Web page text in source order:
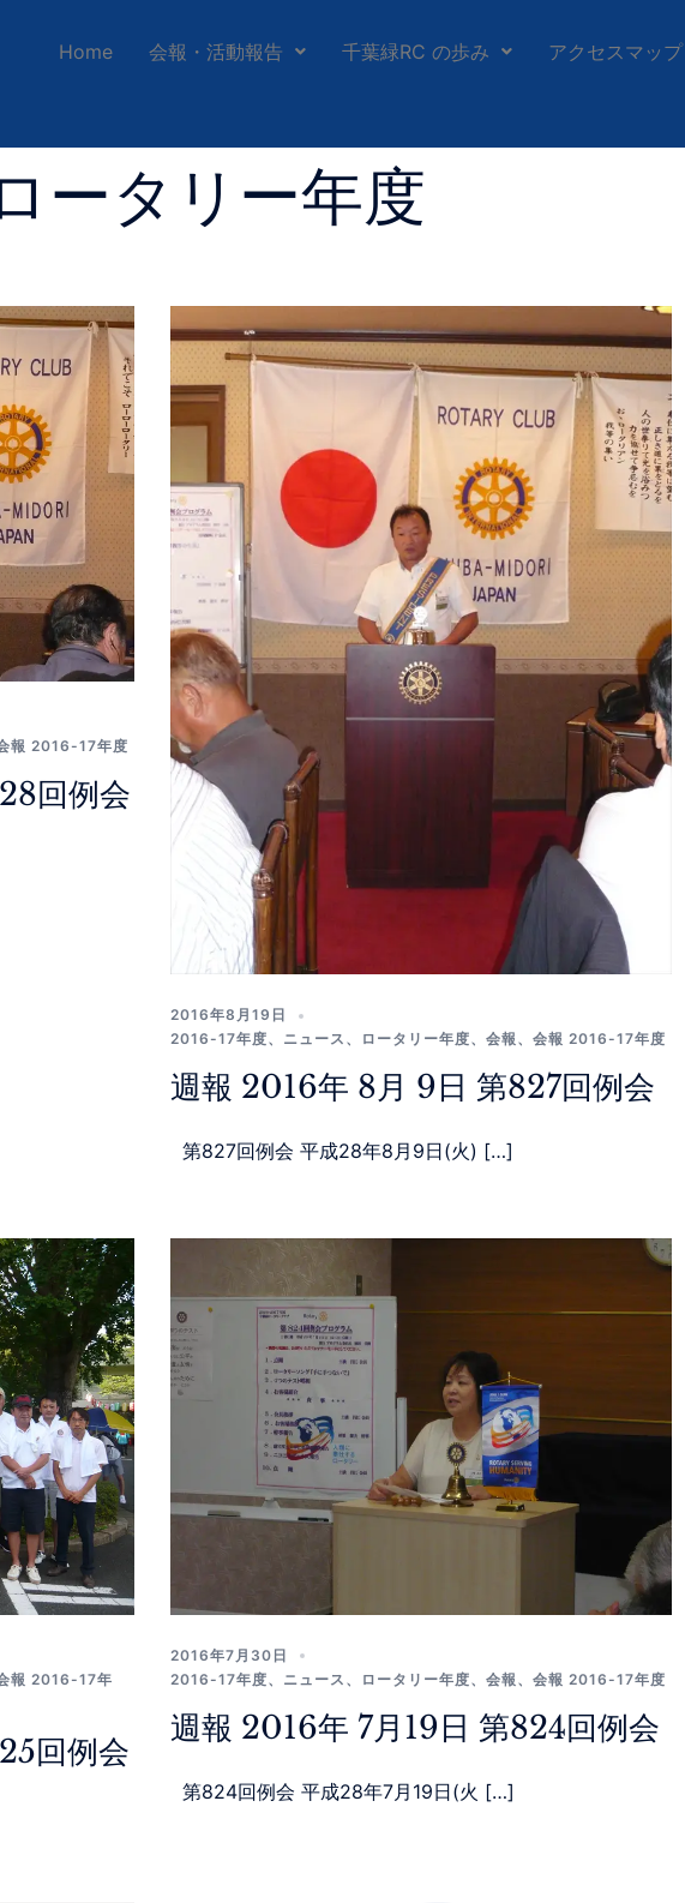
Home 会報・活動報告 千葉緑RC の歩み アクセスマップ
ータリー年度
報 2016-17年度
回例会
2016年8月19日
2016-17年度、 ニュース 、 ロータリー年度、 会報 、 会報 2016-17年度
週報 2016年 8月 9日 第827回例会
第827回例会 平成28年8月9日(火) […]
報 2016-17年
回例会
2016年7月30日
2016-17年度、 ニュース 、 ロータリー年度、 会報 、 会報 2016-17年度
週報 2016年 7月19日 第824回例会
第824回例会 平成28年7月19日(火 […]